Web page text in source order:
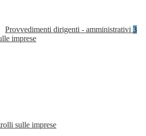
Provvedimenti dirigenti - amministrativi 3
imprese
sulle imprese